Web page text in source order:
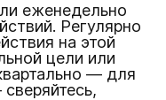
еженедельно
Регулярно
на этой
цели или
— для